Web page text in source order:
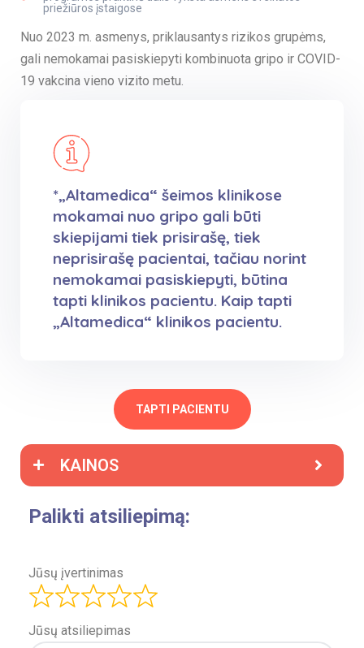
priežiūros įstaigose
Nuo 2023 m. asmenys, priklausantys rizikos grupėms,
gali nemokamai pasiskiepyti kombinuota gripo ir COVID-
19 vakcina vieno vizito metu.
*„Altamedica“ šeimos klinikose
mokamai nuo gripo gali būti
skiepijami tiek prisirašę, tiek
neprisirašę pacientai, tačiau norint
nemokamai pasiskiepyti, būtina
tapti klinikos pacientu. Kaip tapti
„Altamedica“ klinikos pacientu.
TAPTI PACIENTU
KAINOS
Palikti atsiliepimą:
Jūsų įvertinimas
Jūsų atsiliepimas